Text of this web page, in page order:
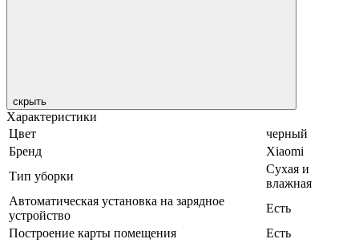
скрыть
Характеристики
Цвет
черный
Бренд
Xiaomi
Тип уборки
Сухая и
влажная
Автоматическая установка на зарядное
устройство
Есть
Построение карты помещения
Есть